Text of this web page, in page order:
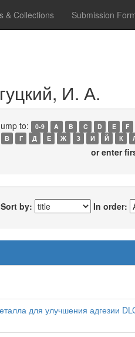
& Collections Submission
И. А.
to: 0-9 A B C D E F
В Г Д Е Ж З И Й К
or enter
Sort by: In order:
для улучшения адгезии